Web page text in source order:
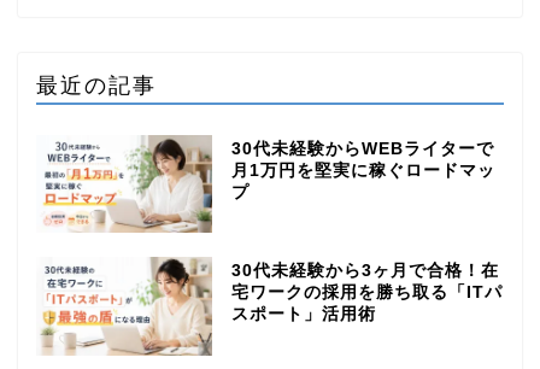
最近の記事
30代未経験からWEBライターで
月1万円を堅実に稼ぐロードマッ
プ
30代未経験から3ヶ月で合格！在
宅ワークの採用を勝ち取る「ITパ
スポート」活用術